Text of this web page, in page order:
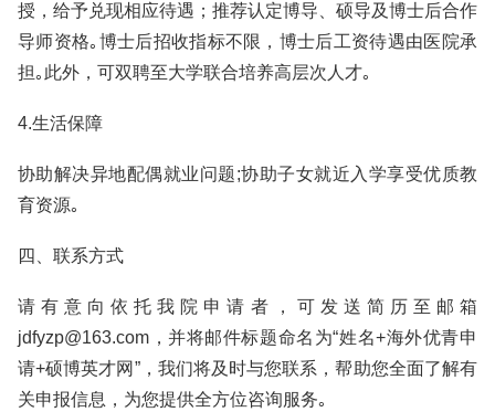
授，给予兑现相应待遇；推荐认定博导、硕导及博士后合作
导师资格｡博士后招收指标不限，博士后工资待遇由医院承
担｡此外，可双聘至大学联合培养高层次人才｡
4.生活保障
协助解决异地配偶就业问题;协助子女就近入学享受优质教
育资源｡
四、联系方式
请有意向依托我院申请者，可发送简历至邮箱
jdfyzp@163.com，并将邮件标题命名为“姓名+海外优青申
请+硕博英才网”，我们将及时与您联系，帮助您全面了解有
关申报信息，为您提供全方位咨询服务｡